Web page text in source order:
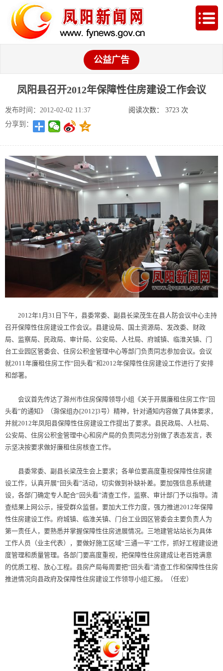
公益广告
凤阳县召开2012年保障性住房建设工作会议
发布时间：2012-02-02 11:37 阅读次数： 3723次
分享到：
2012年1月31日下午，县委常委、副县长梁茂生在县人防会议中心主持
召开保障性住房建设工作会议。县建设局、国土资源局、发改委、财政
局、监察局、民政局、审计局、公安局、人社局、府城镇、临淮关镇、门
台工业园区管委会、住房公积金管理中心等部门负责同志参加会议。会议
就2011年廉租住房工作“回头看”和2012年保障性住房建设工作进行了安排
和部署。
会议首先传达了滁州市住房保障领导小组《关于开展廉租住房工作“回
头看”的通知》（滁保组办[2012]3号）精神，针对通知内容做了具体要求，
并就2012年凤阳县保障性住房建设工作提出了要求。县民政局、人社局、
公安局、住房公积金管理中心和房产局的负责同志分别做了表态发言，表
示坚决按要求做好廉租住房核查工作。
县委常委、副县长梁茂生会上要求；各单位要高度重视保障性住房建
设工作，认真开展“回头看”活动，切实做到补缺补差。要加强信息系统建
设，各部门确定专人配合“回头看”清查工作，监察、审计部门予以指导。清
查结果上网公示，接受群众监督。要加大工作力度，强力推进2012年保障
性住房建设工作。府城镇、临淮关镇、门台工业园区管委会主要负责人为
第一责任人，要熟悉并掌握保障性住房进展情况。三地建管站站长为具体
工作人员（业主代表），要做好施工区域“三通一平”工作，抓好工程建设进
度管理和质量管理。各部门要高度重视，把保障性住房建成让老百姓满意
的优质工程、放心工程。县房产局每周要把“回头看”清查工作和保障性住房
推进情况向县政府及保障性住房建设工作领导小组汇报。（任宏）